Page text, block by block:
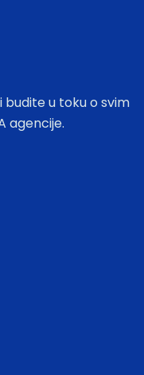
u toku o svim
agencije.